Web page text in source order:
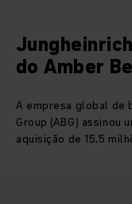
do Amber
A empresa global de
Group (ABG) assinou
aquisição de 15,5